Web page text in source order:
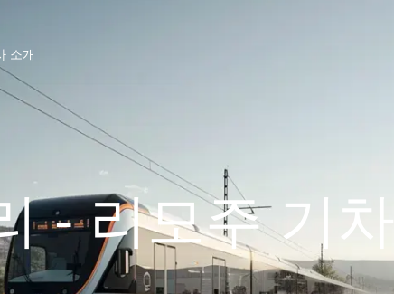
소개
- 리모주 기차